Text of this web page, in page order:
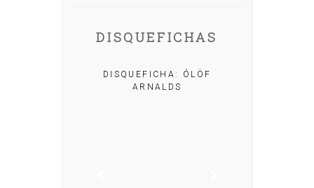
DISQUEFICHAS
DISQUEFICHA: ÓLÖF
ARNALDS